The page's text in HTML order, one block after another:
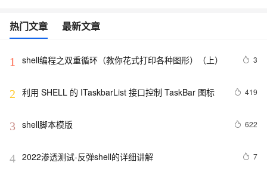
热门文章 最新文章
1 shell编程之双重循环（教你花式打印各种图形）（上） 3
2 利用 SHELL 的 ITaskbarList 接口控制 TaskBar 图标 419
3 shell脚本模版 622
4 2022渗透测试-反弹shell的详细讲解 7